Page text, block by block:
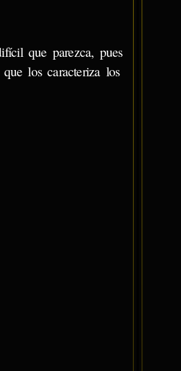
que parezca, pues
los caracteriza los